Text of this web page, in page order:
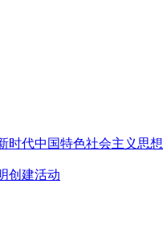
时代中国特色社会主义思想
创建活动